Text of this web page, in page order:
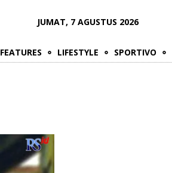
JUMAT, 7 AGUSTUS 2026
FEATURES LIFESTYLE SPORTIVO